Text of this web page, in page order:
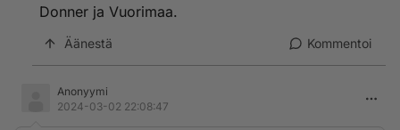
Donner ja Vuorimaa.
Äänestä Kommentoi
Anonyymi
2024-03-02 22:08:47